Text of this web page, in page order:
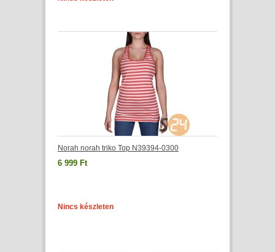
Norah norah triko Top N39394-0300
6 999 Ft
Nincs készleten